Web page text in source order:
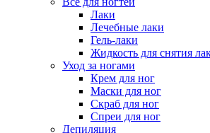
Лаки
Лечебные лаки
Гель-лаки
Жидкость для снятия
Уход за ногами
Крем для ног
Маски для ног
Скраб для ног
Спреи для ног
Депиляция